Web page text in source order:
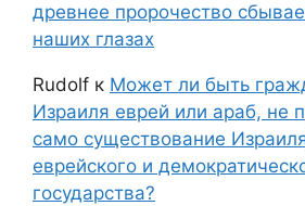
древнее пророчество
наших глазах
Rudolf к Может ли быть
Израиля еврей или араб, не
само существование
еврейского и
государства?